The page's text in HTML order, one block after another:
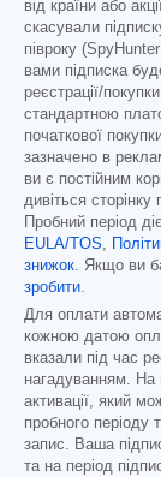
від країни або
скасували
півроку
вами підписка
реєстрації/
стандартною
початкової
зазначено в
ви є постійним
дивіться
Пробний період
EULA/TOS,
знижок. Якщо ви
зробити.
Для оплати
кожною датою
вказали під час
нагадуванням. На
активації, який
пробного
запис. Ваша
та на період